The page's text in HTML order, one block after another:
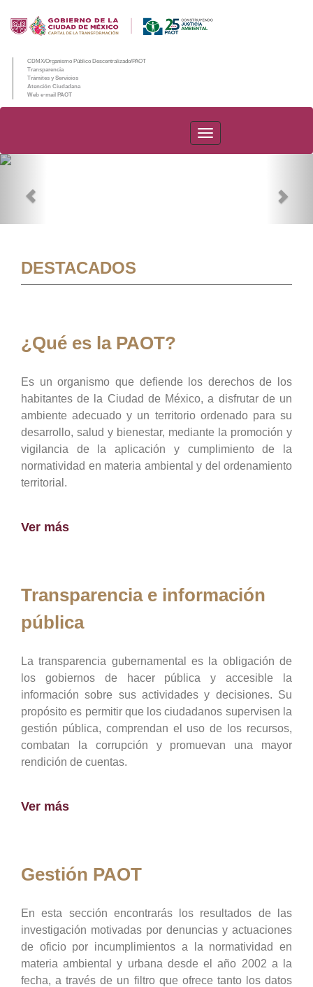
CDMX/Organismo Público Descentralizado/PAOT
Transparencia
Trámites y Servicios
Atención Ciudadana
Web e-mail PAOT
PAOT
DESTACADOS
¿Qué es la PAOT?
Es un organismo que defiende los derechos de los
habitantes de la Ciudad de México, a disfrutar de un
ambiente adecuado y un territorio ordenado para su
desarrollo, salud y bienestar, mediante la promoción y
vigilancia de la aplicación y cumplimiento de la
normatividad en materia ambiental y del ordenamiento
territorial.
Ver más
Transparencia e información
pública
La transparencia gubernamental es la obligación de
los gobiernos de hacer pública y accesible la
información sobre sus actividades y decisiones. Su
propósito es permitir que los ciudadanos supervisen la
gestión pública, comprendan el uso de los recursos,
combatan la corrupción y promuevan una mayor
rendición de cuentas.
Ver más
Gestión PAOT
En esta sección encontrarás los resultados de las
investigación motivadas por denuncias y actuaciones
de oficio por incumplimientos a la normatividad en
materia ambiental y urbana desde el año 2002 a la
fecha, a través de un filtro que ofrece tanto los datos